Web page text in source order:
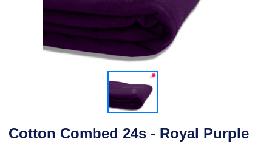
Cotton Combed 24s - Royal Purple